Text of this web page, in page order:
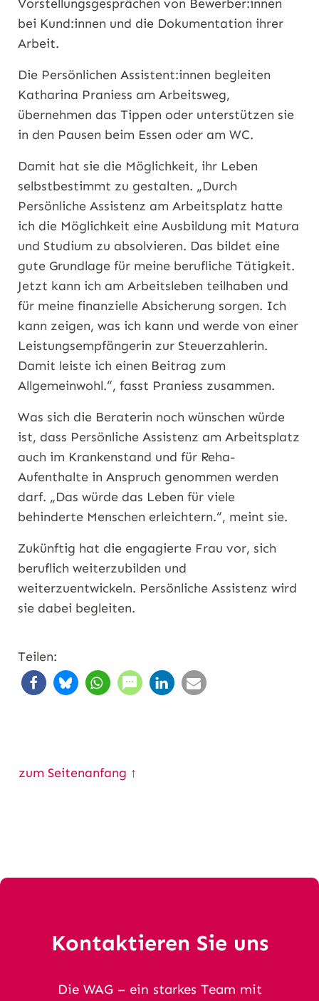
Vorstellungsgesprächen von Bewerber:innen
bei Kund:innen und die Dokumentation ihrer
Arbeit.
Die Persönlichen Assistent:innen begleiten
Katharina Praniess am Arbeitsweg,
übernehmen das Tippen oder unterstützen sie
in den Pausen beim Essen oder am WC.
Damit hat sie die Möglichkeit, ihr Leben
selbstbestimmt zu gestalten. „Durch
Persönliche Assistenz am Arbeitsplatz hatte
ich die Möglichkeit eine Ausbildung mit Matura
und Studium zu absolvieren. Das bildet eine
gute Grundlage für meine berufliche Tätigkeit.
Jetzt kann ich am Arbeitsleben teilhaben und
für meine finanzielle Absicherung sorgen. Ich
kann zeigen, was ich kann und werde von einer
Leistungsempfängerin zur Steuerzahlerin.
Damit leiste ich einen Beitrag zum
Allgemeinwohl.“, fasst Praniess zusammen.
Was sich die Beraterin noch wünschen würde
ist, dass Persönliche Assistenz am Arbeitsplatz
auch im Krankenstand und für Reha-
Aufenthalte in Anspruch genommen werden
darf. „Das würde das Leben für viele
behinderte Menschen erleichtern.“, meint sie.
Zukünftig hat die engagierte Frau vor, sich
beruflich weiterzubilden und
weiterzuentwickeln. Persönliche Assistenz wird
sie dabei begleiten.
Teilen:
zum Seitenanfang ↑
Kontaktieren Sie uns
Die WAG – ein starkes Team mit